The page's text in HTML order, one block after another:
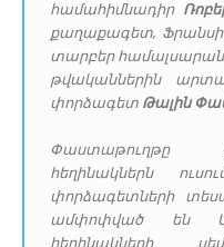
համահիմնադիր
քաղաքագետ,
տարբեր
թվականներին
փորձագետ Թալին
Փաստաթուղթը
հեղինակներն
փորձագետների
ամփոփված են
հեղինակների